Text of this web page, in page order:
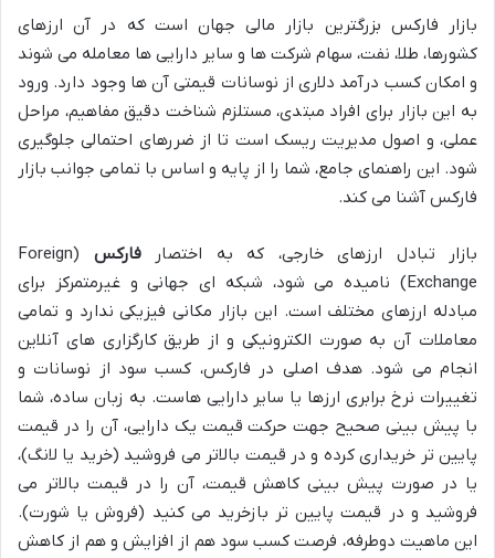
بازار فارکس بزرگترین بازار مالی جهان است که در آن ارزهای
کشورها، طلا، نفت، سهام شرکت ها و سایر دارایی ها معامله می شوند
و امکان کسب درآمد دلاری از نوسانات قیمتی آن ها وجود دارد. ورود
به این بازار برای افراد مبتدی، مستلزم شناخت دقیق مفاهیم، مراحل
عملی، و اصول مدیریت ریسک است تا از ضررهای احتمالی جلوگیری
شود. این راهنمای جامع، شما را از پایه و اساس با تمامی جوانب بازار
فارکس آشنا می کند.
بازار تبادل ارزهای خارجی، که به اختصارفارکس
(Foreign
Exchange) نامیده می شود، شبکه ای جهانی و غیرمتمرکز برای
مبادله ارزهای مختلف است. این بازار مکانی فیزیکی ندارد و تمامی
معاملات آن به صورت الکترونیکی و از طریق کارگزاری های آنلاین
انجام می شود. هدف اصلی در فارکس، کسب سود از نوسانات و
تغییرات نرخ برابری ارزها یا سایر دارایی هاست. به زبان ساده، شما
با پیش بینی صحیح جهت حرکت قیمت یک دارایی، آن را در قیمت
پایین تر خریداری کرده و در قیمت بالاتر می فروشید (خرید یا لانگ)،
یا در صورت پیش بینی کاهش قیمت، آن را در قیمت بالاتر می
فروشید و در قیمت پایین تر بازخرید می کنید (فروش یا شورت).
این ماهیت دوطرفه، فرصت کسب سود هم از افزایش و هم از کاهش